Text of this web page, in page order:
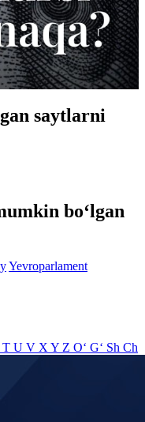
saytlarni
bo‘lgan
Yevroparlament
T U V X Y Z O‘ G‘ Sh Ch